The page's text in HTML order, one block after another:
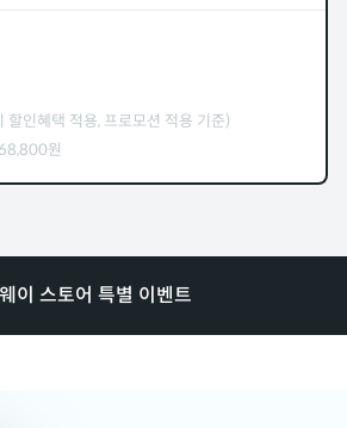
할인혜택 적용, 프로모션 적용 기준)
원
이 스토어 특별 이벤트